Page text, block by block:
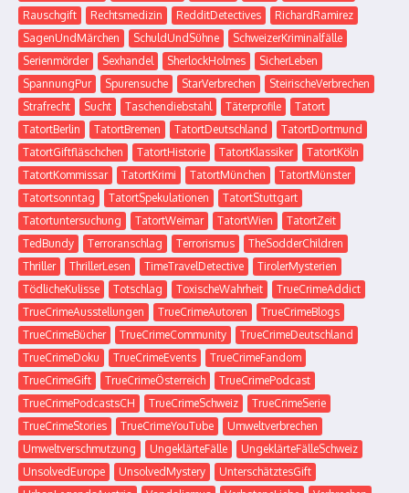
Rauschgift
Rechtsmedizin RedditDetectives
RichardRamirez
SagenUndMärchen
SchuldUndSühne
SchweizerKriminalfälle
Serienmörder
Sexhandel SherlockHolmes
SicherLeben
SpannungPur
Spurensuche StarVerbrechen
SteirischeVerbrechen
Strafrecht
Sucht Taschendiebstahl Täterprofile
Tatort
TatortBerlin
TatortBremen TatortDeutschland
TatortDortmund
TatortGiftfläschchen
TatortHistorie TatortKlassiker
TatortKöln
TatortKommissar
TatortKrimi TatortMünchen
TatortMünster
Tatortsonntag
TatortSpekulationen
TatortStuttgart
Tatortuntersuchung
TatortWeimar TatortWien
TatortZeit
TedBundy
Terroranschlag Terrorismus
TheSodderChildren
Thriller
ThrillerLesen TimeTravelDetective
TirolerMysterien
TödlicheKulisse
Totschlag ToxischeWahrheit
TrueCrimeAddict
TrueCrimeAusstellungen
TrueCrimeAutoren
TrueCrimeBlogs
TrueCrimeBücher
TrueCrimeCommunity
TrueCrimeDeutschland
TrueCrimeDoku
TrueCrimeEvents
TrueCrimeFandom
TrueCrimeGift
TrueCrimeÖsterreich
TrueCrimePodcast
TrueCrimePodcastsCH
TrueCrimeSchweiz
TrueCrimeSerie
TrueCrimeStories
TrueCrimeYouTube
Umweltverbrechen
Umweltverschmutzung
UngeklärteFälle
UngeklärteFälleSchweiz
UnsolvedEurope
UnsolvedMystery
UnterschätztesGift